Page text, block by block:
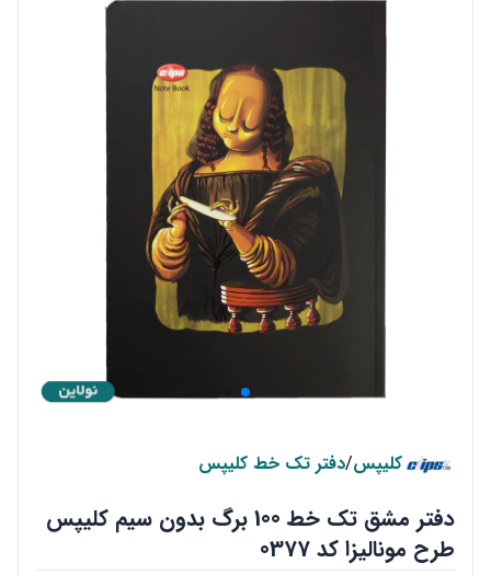
کلیپس/دفتر تک خط کلیپس
دفتر مشق تک خط 100 برگ بدون سیم کلیپس
طرح مونالیزا کد 0377